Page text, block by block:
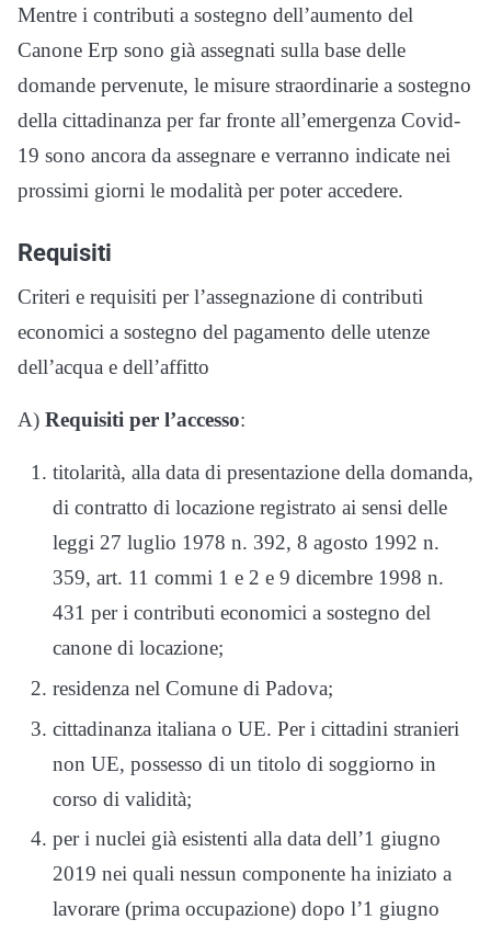
Mentre i contributi a sostegno dell’aumento del
Canone Erp sono già assegnati sulla base delle
domande pervenute, le misure straordinarie a sostegno
della cittadinanza per far fronte all’emergenza Covid-
19 sono ancora da assegnare e verranno indicate nei
prossimi giorni le modalità per poter accedere.
Requisiti
Criteri e requisiti per l’assegnazione di contributi
economici a sostegno del pagamento delle utenze
dell’acqua e dell’affitto
A) Requisiti per l’accesso:
titolarità, alla data di presentazione della domanda,
di contratto di locazione registrato ai sensi delle
leggi 27 luglio 1978 n. 392, 8 agosto 1992 n.
359, art. 11 commi 1 e 2 e 9 dicembre 1998 n.
431 per i contributi economici a sostegno del
canone di locazione;
residenza nel Comune di Padova;
cittadinanza italiana o UE. Per i cittadini stranieri
non UE, possesso di un titolo di soggiorno in
corso di validità;
per i nuclei già esistenti alla data dell’1 giugno
2019 nei quali nessun componente ha iniziato a
lavorare (prima occupazione) dopo l’1 giugno